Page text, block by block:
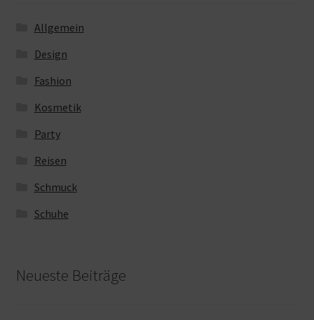
Allgemein
Design
Fashion
Kosmetik
Party
Reisen
Schmuck
Schuhe
Neueste Beiträge